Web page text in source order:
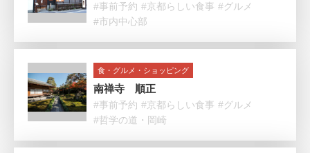
#事前予約 #京都らしい食事 #グルメ
#市内中心部
食・グルメ・ショッピング
南禅寺 順正
#事前予約 #京都らしい食事 #グルメ
#哲学の道・岡崎